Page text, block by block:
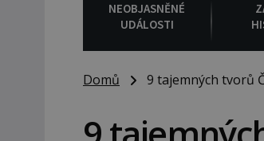
NEOBJASNĚNÉ
UDÁLOSTI
Domů 9 tajemných tvorů